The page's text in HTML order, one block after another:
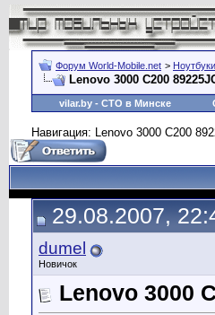
Форум World-Mobile.net > Ноутбуки
Lenovo 3000 C200
vilar.by - СТО в Минске
Навигация: Lenovo 3000 C200
29.08.2007,
dumel
Новичок
Lenovo 3000